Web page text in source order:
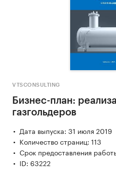
VTSCONSULTING
Бизнес-план:
газгольдеров
Дата выпуска: 31 июля 2019
Количество страниц: 113
Срок предоставления
ID: 63222